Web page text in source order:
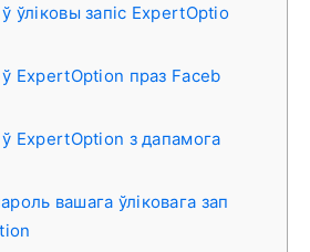
ўліковы запіс ExpertOptio
ў ExpertOption праз Faceb
ў ExpertOption з дапамога
вашага ўліковага зап